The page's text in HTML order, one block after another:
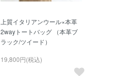
上質イタリアンウール×本革
2wayトートバッグ （本革ブ
ラック/ツイード）
19,800円(税込)